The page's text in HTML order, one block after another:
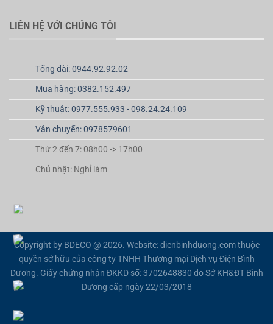
LIÊN HỆ VỚI CHÚNG TÔI
Tổng đài: 0944.92.92.02
Mua hàng: 0382.152.497
Kỹ thuật: 0977.555.933 - 098.24.24.109
Vận chuyển: 0978579601
Thứ 2 đến 7: 08h00 -> 17h00
Chủ nhật: Nghỉ làm
Copyright by BDECO @ 2026. Website: dienbinhduong.com thuộc
quyền sở hữu của công ty TNHH Thương mại Dịch vụ Điện Bình
Dương. Giấy chứng nhận ĐKKD số: 3702648830 do Sở KH&ĐT Bình
Dương cấp ngày 22/03/2018